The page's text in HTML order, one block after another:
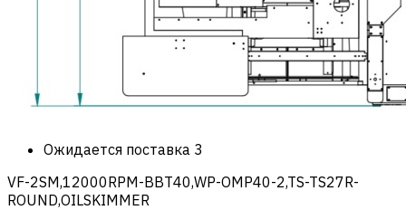
Ожидается поставка 3
VF-2SM,12000RPM-BBT40,WP-OMP40-2,TS-TS27R-
ROUND,OILSKIMMER